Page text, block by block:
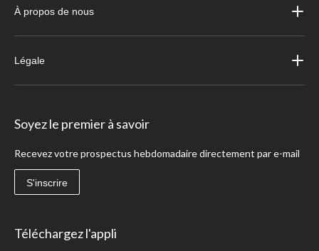
À propos de nous
Légale
Soyez le premier à savoir
Recevez votre prospectus hebdomadaire directement par e-mail
S'inscrire
Téléchargez l'appli